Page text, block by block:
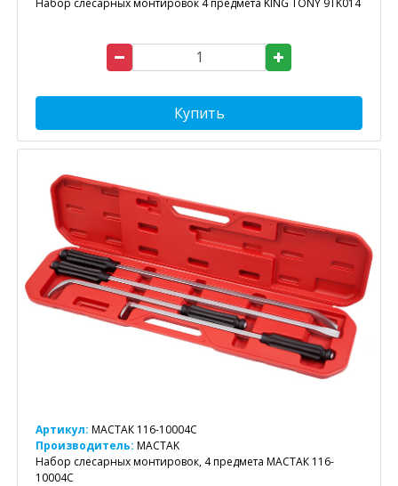
Купить
Артикул: МАСТАК 116-10004C
Производитель: MACTAK
Набор слесарных монтировок, 4 предмета МАСТАК 116-
10004C